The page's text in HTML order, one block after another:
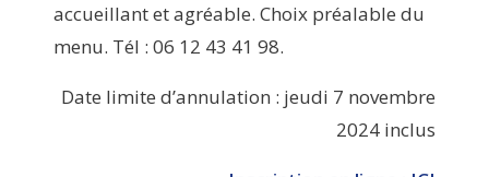
accueillant et agréable. Choix préalable du
menu. Tél : 06 12 43 41 98.
Date limite d’annulation : jeudi 7 novembre
2024 inclus